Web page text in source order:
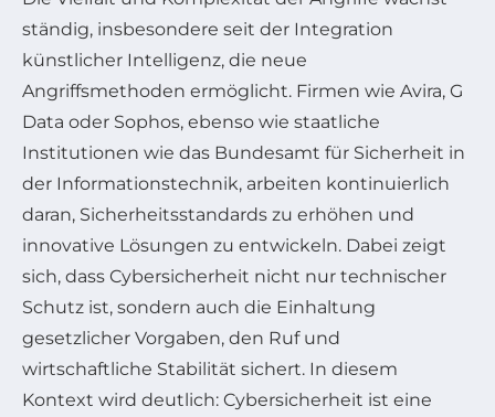
ständig, insbesondere seit der Integration
künstlicher Intelligenz, die neue
Angriffsmethoden ermöglicht. Firmen wie Avira, G
Data oder Sophos, ebenso wie staatliche
Institutionen wie das Bundesamt für Sicherheit in
der Informationstechnik, arbeiten kontinuierlich
daran, Sicherheitsstandards zu erhöhen und
innovative Lösungen zu entwickeln. Dabei zeigt
sich, dass Cybersicherheit nicht nur technischer
Schutz ist, sondern auch die Einhaltung
gesetzlicher Vorgaben, den Ruf und
wirtschaftliche Stabilität sichert. In diesem
Kontext wird deutlich: Cybersicherheit ist eine